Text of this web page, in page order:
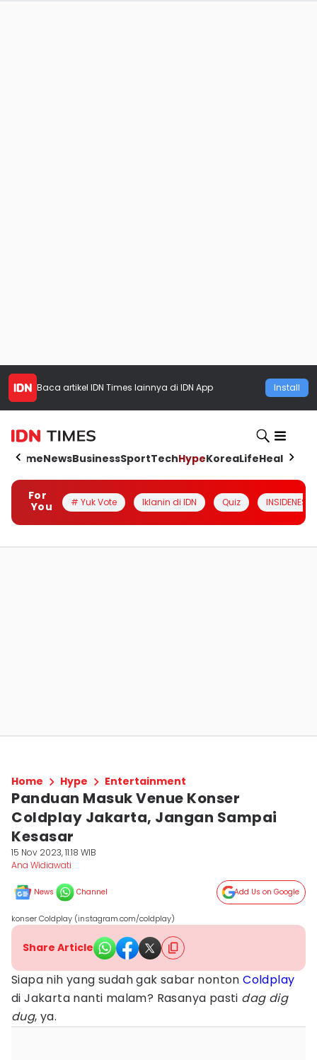
Baca artikel IDN Times lainnya di IDN App Install
HomeNewsBusinessSportTechHypeKoreaLifeHealth
For
You
# Yuk Vote Iklanin di IDN Quiz INSIDENESIA
Home Hype Entertainment
Panduan Masuk Venue Konser
Coldplay Jakarta, Jangan Sampai
Kesasar
15 Nov 2023, 11:18 WIB
Ana Widiawati
News Channel Add Us on Google
konser Coldplay (instagram.com/coldplay)
Share Article
Siapa nih yang sudah gak sabar nontonColdplay
di Jakarta nanti malam? Rasanya pasti dag dig
dug, ya.